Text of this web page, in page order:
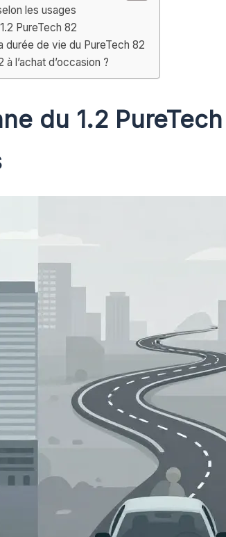
les usages
PureTech 82
durée de vie du PureTech 82
l’achat d’occasion ?
du 1.2 PureTech